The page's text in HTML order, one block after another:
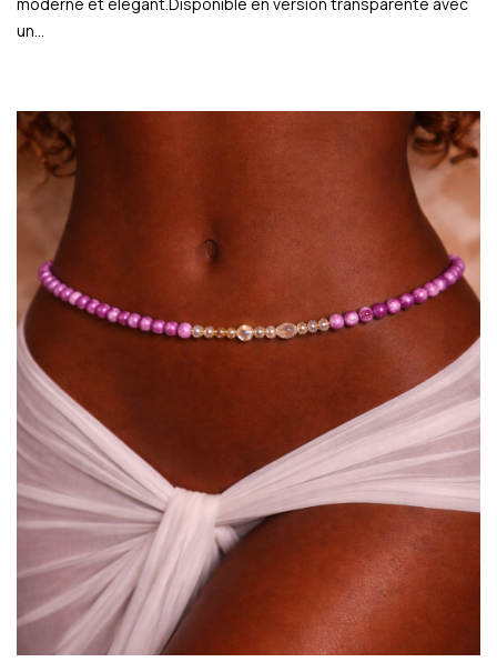
un…